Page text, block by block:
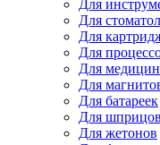
Для
Для
Для
Для
Для
Для
Для батареек
Для шприцов
Для жетонов